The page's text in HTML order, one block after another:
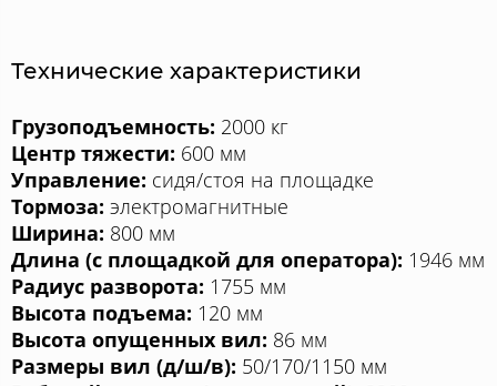
Технические характеристики
Грузоподъемность: 2000 кг
Центр тяжести: 600 мм
Управление: сидя/стоя на площадке
Тормоза: электромагнитные
Ширина: 800 мм
Длина (с площадкой для оператора): 1946 мм
Радиус разворота: 1755 мм
Высота подъема: 120 мм
Высота опущенных вил: 86 мм
Размеры вил (д/ш/в): 50/170/1150 мм